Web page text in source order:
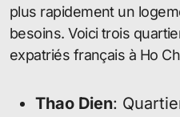
plus rapidement un
besoins. Voici trois
expatriés français à Ho
Thao Dien: